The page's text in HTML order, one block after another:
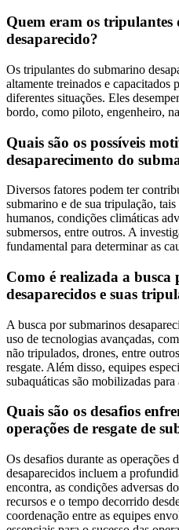
Quem eram os tripulantes
desaparecido?
Os tripulantes do submarino
altamente treinados e capacitados
diferentes situações. Eles
bordo, como piloto, engenheiro,
Quais são os possíveis
desaparecimento do
Diversos fatores podem ter
submarino e de sua tripulação,
humanos, condições climáticas
submersos, entre outros. A
fundamental para determinar as
Como é realizada a
desaparecidos e suas
A busca por submarinos
uso de tecnologias avançadas,
não tripulados, drones, entre
resgate. Além disso, equipes
subaquáticas são mobilizadas
Quais são os desafios
operações de resgate de
Os desafios durante as operações
desaparecidos incluem a
encontra, as condições adversas
recursos e o tempo decorrido
coordenação entre as equipes